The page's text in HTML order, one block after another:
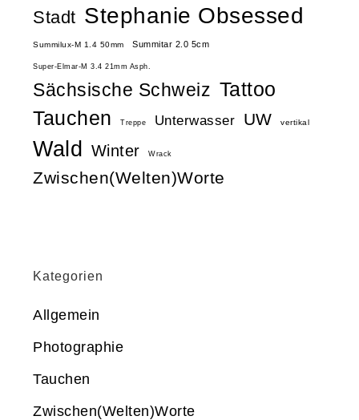
Stadt Stephanie Obsessed
Summilux-M 1.4 50mm Summitar 2.0 5cm
Super-Elmar-M 3.4 21mm Asph.
Sächsische Schweiz Tattoo
Tauchen
Treppe Unterwasser UW vertikal
Wald Winter Wrack
Zwischen(Welten)Worte
Kategorien
Allgemein
Photographie
Tauchen
Zwischen(Welten)Worte